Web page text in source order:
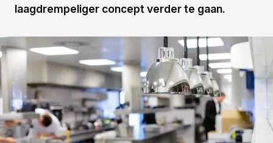
laagdrempeliger concept verder te gaan.